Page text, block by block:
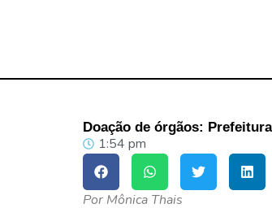
Doação de órgãos:
1:54 pm
Por Mônica Thais